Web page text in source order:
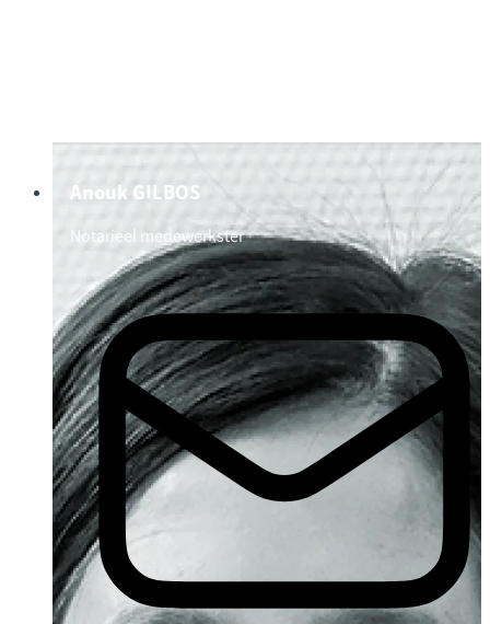
Anouk GILBOS
Notarieel medewerkster